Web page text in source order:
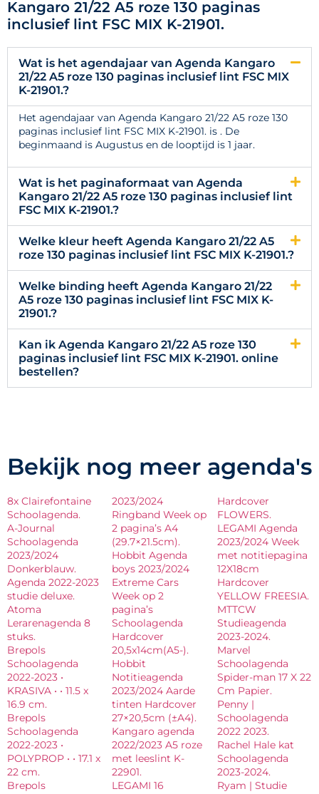
Kangaro 21/22 A5 roze 130 paginas
inclusief lint FSC MIX K-21901.
Wat is het agendajaar van Agenda Kangaro
21/22 A5 roze 130 paginas inclusief lint FSC MIX
K-21901.?
Het agendajaar van Agenda Kangaro 21/22 A5 roze 130
paginas inclusief lint FSC MIX K-21901. is . De
beginmaand is Augustus en de looptijd is 1 jaar.
Wat is het paginaformaat van Agenda
Kangaro 21/22 A5 roze 130 paginas inclusief lint
FSC MIX K-21901.?
Welke kleur heeft Agenda Kangaro 21/22 A5
roze 130 paginas inclusief lint FSC MIX K-21901.?
Welke binding heeft Agenda Kangaro 21/22
A5 roze 130 paginas inclusief lint FSC MIX K-
21901.?
Kan ik Agenda Kangaro 21/22 A5 roze 130
paginas inclusief lint FSC MIX K-21901. online
bestellen?
Bekijk nog meer agenda's
8x Clairefontaine
Schoolagenda.
A-Journal
Schoolagenda
2023/2024
Donkerblauw.
Agenda 2022-2023
studie deluxe.
Atoma
Lerarenagenda 8
stuks.
Brepols
Schoolagenda
2022-2023 •
KRASIVA • • 11.5 x
16.9 cm.
Brepols
Schoolagenda
2022-2023 •
POLYPROP • • 17.1 x
22 cm.
Brepols
2023/2024
Ringband Week op
2 pagina’s A4
(29.7×21.5cm).
Hobbit Agenda
boys 2023/2024
Extreme Cars
Week op 2
pagina’s
Schoolagenda
Hardcover
20,5x14cm(A5-).
Hobbit
Notitieagenda
2023/2024 Aarde
tinten Hardcover
27×20,5cm (±A4).
Kangaro agenda
2022/2023 A5 roze
met leeslint K-
22901.
LEGAMI 16
Hardcover
FLOWERS.
LEGAMI Agenda
2023/2024 Week
met notitiepagina
12X18cm
Hardcover
YELLOW FREESIA.
MTTCW
Studieagenda
2023-2024.
Marvel
Schoolagenda
Spider-man 17 X 22
Cm Papier.
Penny |
Schoolagenda
2022 2023.
Rachel Hale kat
Schoolagenda
2023-2024.
Ryam | Studie